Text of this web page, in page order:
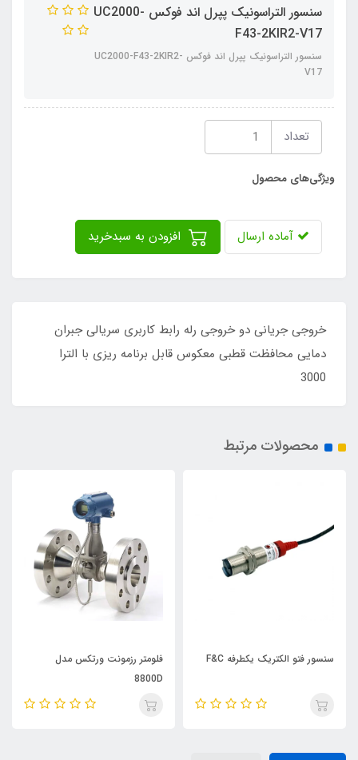
سنسور التراسونیک پپرل اند فوکس UC2000-
F43-2KIR2-V17
سنسور التراسونیک پپرل اند فوکس UC2000-F43-2KIR2-
V17
تعداد
ویژگی‌های محصول
آماده ارسال
خروجی جریانی دو خروجی رله رابط کاربری سریالی جبران
دمایی محافظت قطبی معکوس قابل برنامه ریزی با الترا
3000
محصولات مرتبط
سنسور فتو الکتریک یکطرفه F&C
فلومتر رزمونت ورتکس مدل
8800D